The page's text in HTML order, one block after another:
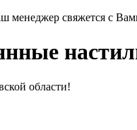
менеджер свяжется с
области!